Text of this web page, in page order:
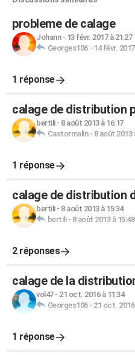
probleme de calage
Johann- 13 févr. 2017 à 21:27
Georges106- 14 févr.
1 réponse
calage de distribution
bertili- 8 août 2013 à 16:17
Castormalin- 8 août 2013
1 réponse
calage de distribution
bertili- 8 août 2013 à 15:34
bertili- 8 août 2013 à 15:48
2 réponses
calage de la
vol47- 21 oct. 2016 à 11:34
Georges106- 21 oct. 2016
1 réponse